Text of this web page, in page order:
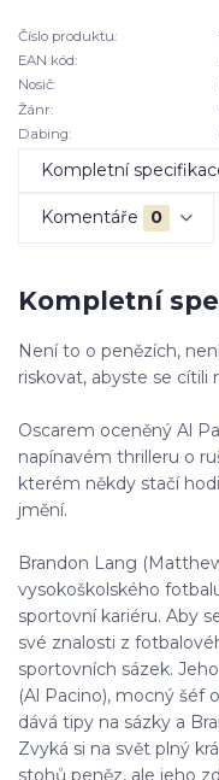
Číslo produktu:
EAN kód:
Nosič:
Žánr:
Dabing:
Kompletní
Komentáře 0
Kompletní
Není to o penězích,
riskovat, abyste se cítili
Oscarem oceněný Al
napínavém thrilleru o
kterém někdy stačí
jmění.
Brandon Lang
vysokoškolského
sportovní kariéru. Aby
své znalosti z
sportovních sázek.
(Al Pacino), mocný šéf
dává tipy na sázky a
Zvyká si na svět plný
stohů peněz, ale jeho